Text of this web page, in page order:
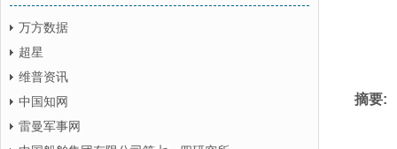
万方数据
超星
维普资讯
中国知网
雷曼军事网
摘要: